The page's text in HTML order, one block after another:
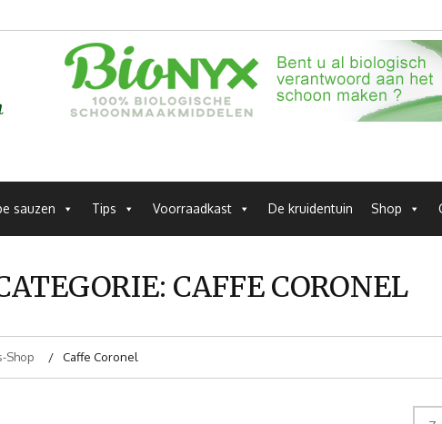
sauzen Tips Voorraadkast De kruidentuin Shop
CAFFE CORONEL
Shop Caffe Coronel